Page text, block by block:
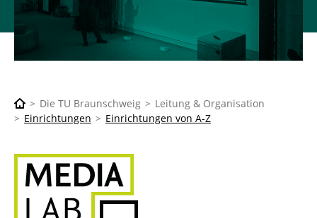
Die TU Braunschweig
Leitung & Organisation
Einrichtungen
Einrichtungen von A-Z